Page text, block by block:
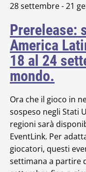
28 settembre - 21
Prerelease:
America
18 al 24
mondo.
Ora che il gioco in
sospeso negli Stati
regioni sarà
EventLink. Per
giocatori, questi
settimana a partire